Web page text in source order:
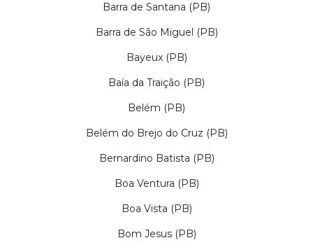
Barra de Santana (PB)
Barra de São Miguel (PB)
Bayeux (PB)
Baía da Traição (PB)
Belém (PB)
Belém do Brejo do Cruz (PB)
Bernardino Batista (PB)
Boa Ventura (PB)
Boa Vista (PB)
Bom Jesus (PB)